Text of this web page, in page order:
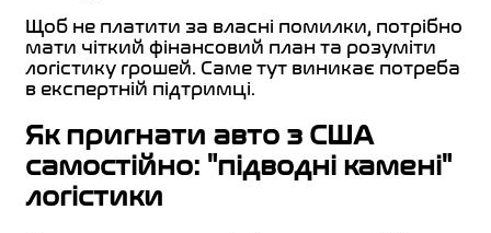
Щоб не платити за власні помилки, потрібно
мати чіткий фінансовий план та розуміти
логістику грошей. Саме тут виникає потреба
в експертній підтримці.
Як пригнати авто з США
самостійно: "підводні камені"
логістики